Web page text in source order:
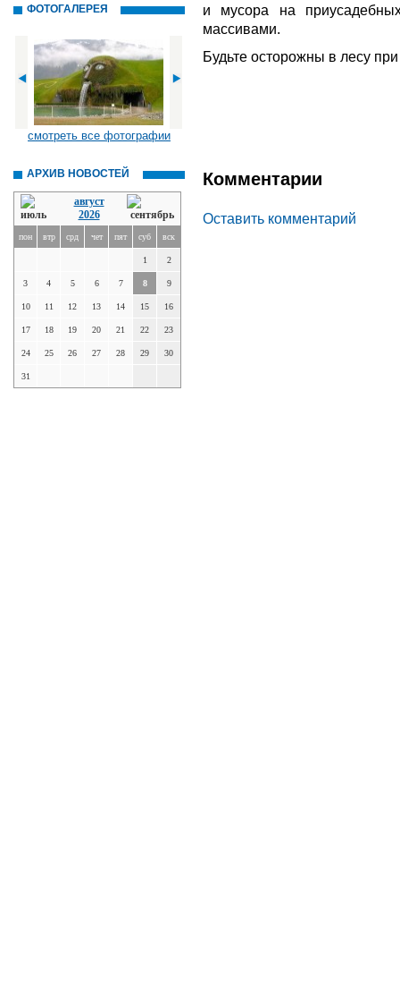
ФОТОГАЛЕРЕЯ
смотреть все фотографии
АРХИВ НОВОСТЕЙ
август
2026
пон втр срд чет пят суб вск
1 2
3 4 5 6 7 8 9
10 11 12 13 14 15 16
17 18 19 20 21 22 23
24 25 26 27 28 29 30
31
и мусора на
массивами.
Будьте осторожны в лесу
Комментарии
Оставить комментарий